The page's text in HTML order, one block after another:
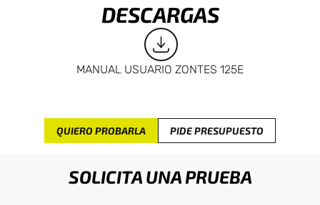
DESCARGAS
MANUAL USUARIO ZONTES 125E
QUIERO PROBARLA PIDE PRESUPUESTO
SOLICITA UNA PRUEBA